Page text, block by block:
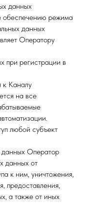
данных
обеспечению режима
данных
Оператору
при регистрации в
к Каналу
на все
любой субъект
данных Оператор
данных от
к ним, уничтожения,
предоставления,
а также от иных